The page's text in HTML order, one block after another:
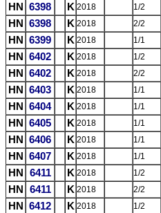
HN 6398 K 2018 1/2
HN 6398 K 2018 2/2
HN 6399 K 2018 1/1
HN 6402 K 2018 1/2
HN 6402 K 2018 2/2
HN 6403 K 2018 1/1
HN 6404 K 2018 1/1
HN 6405 K 2018 1/1
HN 6406 K 2018 1/1
HN 6407 K 2018 1/1
HN 6411 K 2018 1/2
HN 6411 K 2018 2/2
HN 6412 K 2018 1/2